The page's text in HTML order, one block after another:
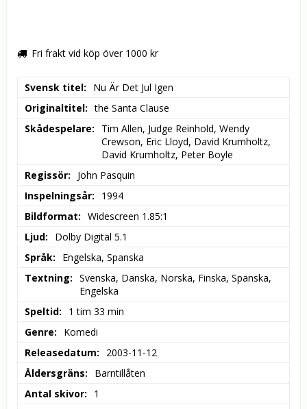
Fri frakt vid köp över 1000 kr
Svensk titel
Nu Är Det Jul Igen
Originaltitel
the Santa Clause
Skådespelare
Tim Allen, Judge Reinhold, Wendy
Crewson, Eric Lloyd, David Krumholtz,
David Krumholtz, Peter Boyle
Regissör
John Pasquin
Inspelningsår
1994
Bildformat
Widescreen 1.85:1
Ljud
Dolby Digital 5.1
Språk
Engelska, Spanska
Textning
Svenska, Danska, Norska, Finska, Spanska,
Engelska
Speltid
1 tim 33 min
Genre
Komedi
Releasedatum
2003-11-12
Åldersgräns
Barntillåten
Antal skivor
1